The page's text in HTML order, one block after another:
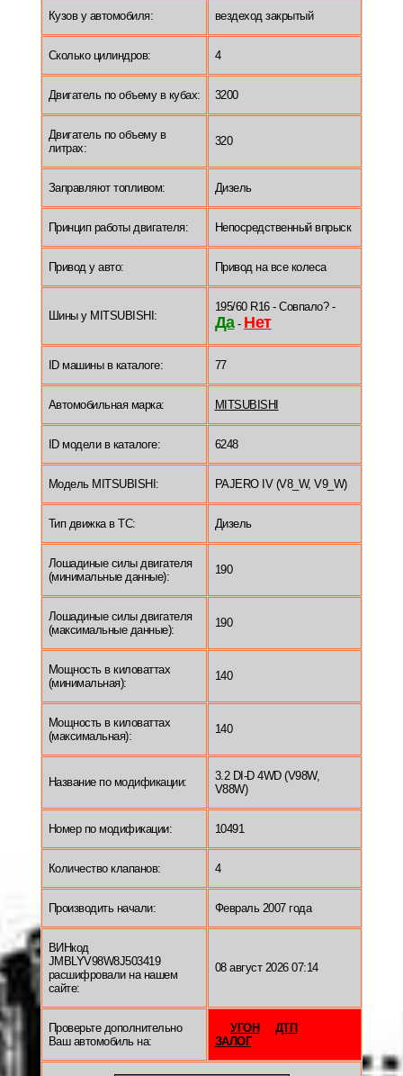
Кузов у автомобиля: вездеход закрытый
Сколько цилиндров: 4
Двигатель по объему в кубах: 3200
Двигатель по объему в
литрах:
320
Заправляют топливом: Дизель
Принцип работы двигателя: Непосредственный впрыск
Привод у авто: Привод на все колеса
Шины у MITSUBISHI:
195/60 R16 - Совпало? -
Да- Нет
ID машины в каталоге: 77
Автомобильная марка: MITSUBISHI
ID модели в каталоге: 6248
Модель MITSUBISHI: PAJERO IV (V8_W, V9_W)
Тип движка в ТС: Дизель
Лошадиные силы двигателя
(минимальные данные):
190
Лошадиные силы двигателя
(максимальные данные):
190
Мощность в киловаттах
(минимальная):
140
Мощность в киловаттах
(максимальная):
140
Название по модификации:
3.2 DI-D 4WD (V98W,
V88W)
Номер по модификации: 10491
Количество клапанов: 4
Производить начали: Февраль 2007 года
ВИНкод
JMBLYV98W8J503419
расшифровали на нашем
сайте:
08 август 2026 07:14
Проверьте дополнительно
Ваш автомобиль на:
УГОН
ДТП
ЗАЛОГ